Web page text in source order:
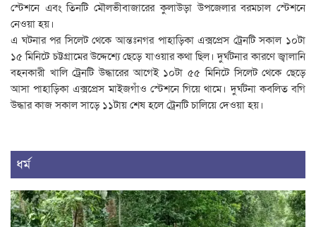
স্টেশনে এবং তিনটি মৌলভীবাজারের কুলাউড়া উপজেলার বরমচাল স্টেশনে
নেওয়া হয়।
এ ঘটনার পর সিলেট থেকে আন্তঃনগর পাহাড়িকা এক্সপ্রেস ট্রেনটি সকাল ১০টা
১৫ মিনিটে চট্টগ্রামের উদ্দেশ্যে ছেড়ে যাওয়ার কথা ছিল। দুর্ঘটনার কারণে জ্বালানি
বহনকারী খালি ট্রেনটি উদ্ধারের আগেই ১০টা ৫৫ মিনিটে সিলেট থেকে ছেড়ে
আসা পাহাড়িকা এক্সপ্রেস মাইজগাঁও স্টেশনে গিয়ে থামে। দুর্ঘটনা কবলিত বগি
উদ্ধার কাজ সকাল সাড়ে ১১টায় শেষ হলে ট্রেনটি চালিয়ে দেওয়া হয়।
ধর্ম